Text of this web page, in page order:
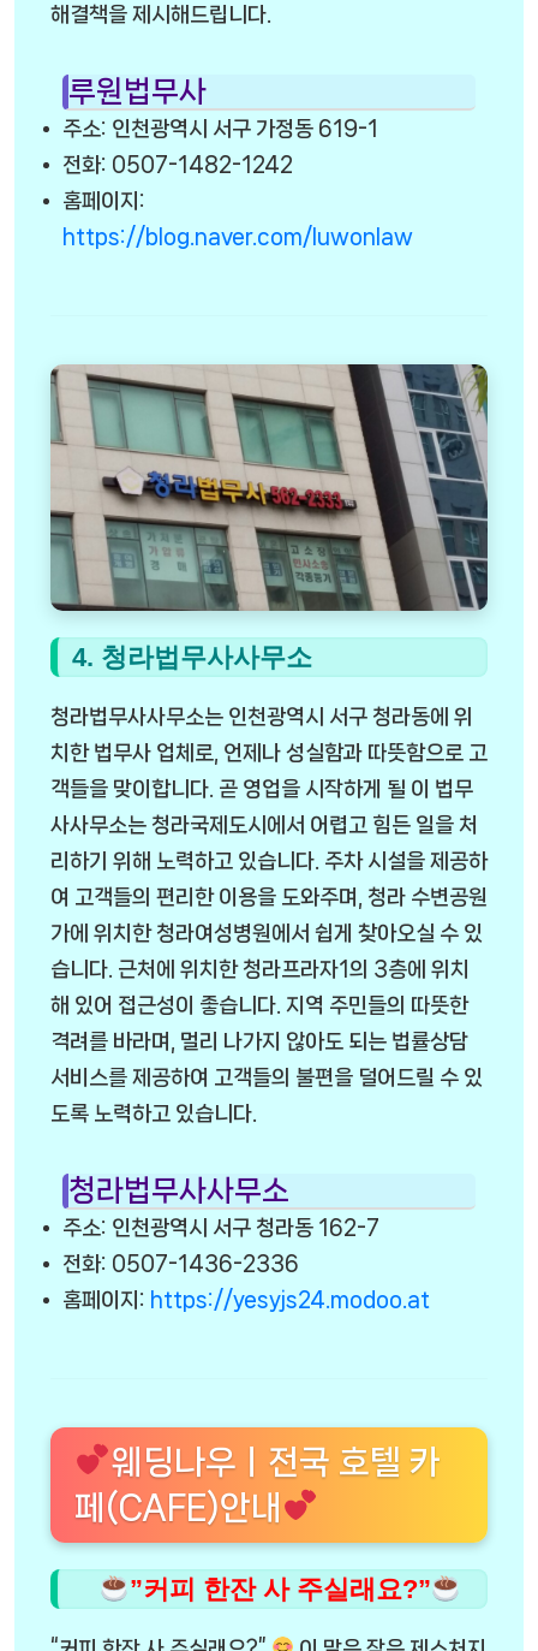
해결책을 제시해드립니다.
루원법무사
주소: 인천광역시 서구 가정동 619-1
전화: 0507-1482-1242
홈페이지:
https://blog.naver.com/luwonlaw
4. 청라법무사사무소
청라법무사사무소는 인천광역시 서구 청라동에 위
치한 법무사 업체로, 언제나 성실함과 따뜻함으로 고
객들을 맞이합니다. 곧 영업을 시작하게 될 이 법무
사사무소는 청라국제도시에서 어렵고 힘든 일을 처
리하기 위해 노력하고 있습니다. 주차 시설을 제공하
여 고객들의 편리한 이용을 도와주며, 청라 수변공원
가에 위치한 청라여성병원에서 쉽게 찾아오실 수 있
습니다. 근처에 위치한 청라프라자1의 3층에 위치
해 있어 접근성이 좋습니다. 지역 주민들의 따뜻한
격려를 바라며, 멀리 나가지 않아도 되는 법률상담
서비스를 제공하여 고객들의 불편을 덜어드릴 수 있
도록 노력하고 있습니다.
청라법무사사무소
주소: 인천광역시 서구 청라동 162-7
전화: 0507-1436-2336
홈페이지: https://yesyjs24.modoo.at
웨딩나우ㅣ전국 호텔 카
페(CAFE)안내
”커피 한잔 사 주실래요?”